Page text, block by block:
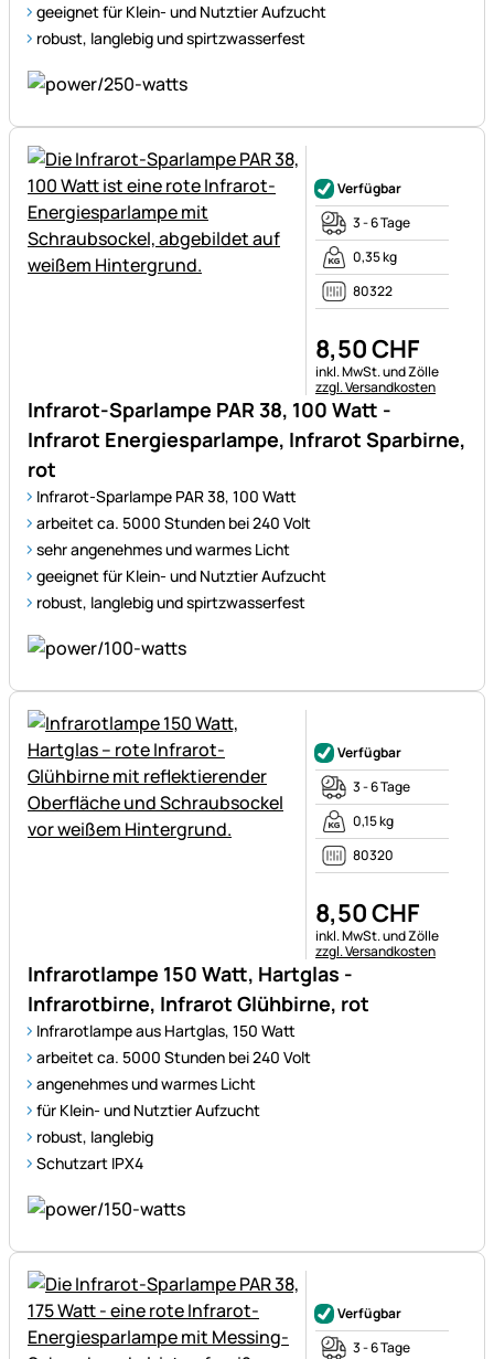
geeignet für Klein- und Nutztier Aufzucht
robust, langlebig und spirtzwasserfest
Infrarot-Sparlampe PAR 38, 100 Watt -
Infrarot Energiesparlampe, Infrarot Sparbirne,
rot
Infrarot-Sparlampe PAR 38, 100 Watt
arbeitet ca. 5000 Stunden bei 240 Volt
sehr angenehmes und warmes Licht
geeignet für Klein- und Nutztier Aufzucht
robust, langlebig und spirtzwasserfest
Verfügbar
3 - 6 Tage
0,35 kg
80322
8,50CHF
Steuerhinweis:
inkl. MwSt. und Zölle
zzgl. Versandkosten
Infrarotlampe 150 Watt, Hartglas -
Infrarotbirne, Infrarot Glühbirne, rot
Infrarotlampe aus Hartglas, 150 Watt
arbeitet ca. 5000 Stunden bei 240 Volt
angenehmes und warmes Licht
für Klein- und Nutztier Aufzucht
robust, langlebig
Schutzart IPX4
Verfügbar
3 - 6 Tage
0,15 kg
80320
8,50CHF
Steuerhinweis:
inkl. MwSt. und Zölle
zzgl. Versandkosten
Verfügbar
3 - 6 Tage